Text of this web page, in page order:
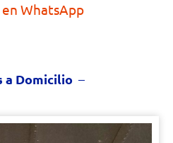
WhatsApp
a Domicilio –